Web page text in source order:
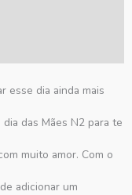
esse dia ainda mais
das Mães N2 para te
muito amor. Com o
adicionar um